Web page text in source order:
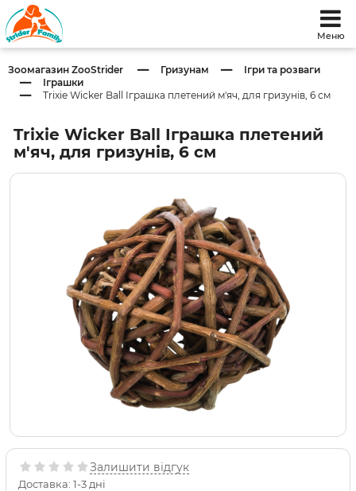
Меню
Зоомагазин ZooStrider Гризунам
Ігри та розваги
Іграшки
Trixie Wicker Ball Іграшка плетений м'яч, для гризунів, 6 см
Trixie Wicker Ball Іграшка плетений
м'яч, для гризунів, 6 см
Залишити відгук
Доставка: 1-3 дні